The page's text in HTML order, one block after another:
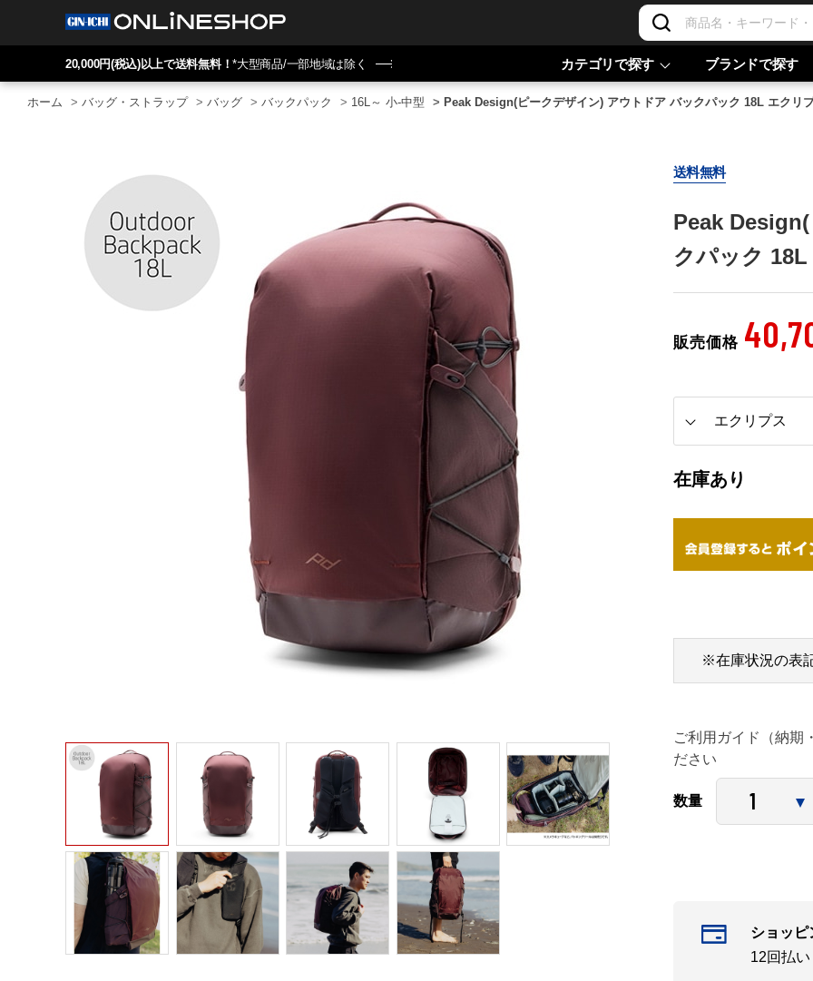
20,000円(税込)以上で送料無料！*大型商品/一部地域は除く カテゴリで探す ブランドで探す
ホーム > バッグ・ストラップ > バッグ > バックパック > 16L～ 小-中型 > Peak Design(ピークデザイン) アウトドア バックパック 18L エクリ
送料無料
Peak
クパック
販売価格
在庫あり
ご利用ガイド（納期
ださい
※在庫状況の表
数量
ショッピ
12回払